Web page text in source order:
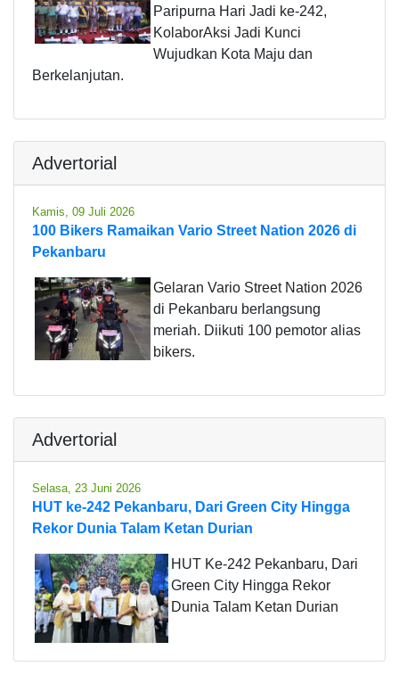
Paripurna Hari Jadi ke-242,
KolaborAksi Jadi Kunci
Wujudkan Kota Maju dan
Berkelanjutan.
Advertorial
Kamis, 09 Juli 2026
100 Bikers Ramaikan Vario Street Nation 2026 di
Pekanbaru
Gelaran Vario Street Nation 2026
di Pekanbaru berlangsung
meriah. Diikuti 100 pemotor alias
bikers.
Advertorial
Selasa, 23 Juni 2026
HUT ke-242 Pekanbaru, Dari Green City Hingga
Rekor Dunia Talam Ketan Durian
HUT Ke-242 Pekanbaru, Dari
Green City Hingga Rekor
Dunia Talam Ketan Durian